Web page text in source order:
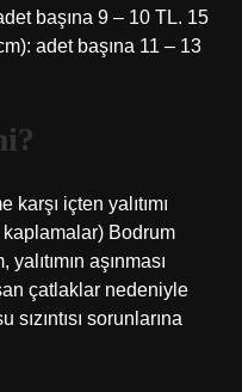
başına 9 – 10 TL. 15
adet başına 11 – 13
karşı içten yalıtımı
Bodrum
aşınması
çatlaklar nedeniyle
sorunlarına